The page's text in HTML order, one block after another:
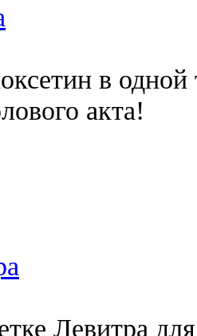
в одной
акта!
Левитра